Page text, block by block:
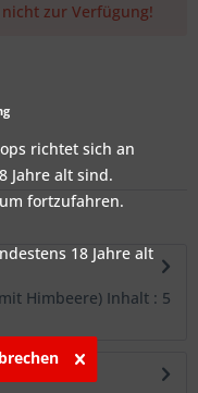
zur Verfügung!
Himbeere) Inhalt : 5
richtet sich an
Jahre alt sind.
fortzufahren.
18 Jahre alt